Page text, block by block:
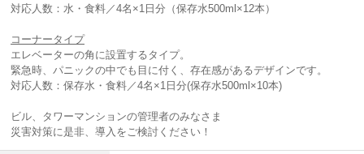
対応人数：水・食料／4名×1日分（保存水500ml×12本）
コーナータイプ
エレベーターの角に設置するタイプ。
緊急時、パニックの中でも目に付く、存在感があるデザインです。
対応人数：保存水・食料／4名×1日分(保存水500ml×10本)
ビル、タワーマンションの管理者のみなさま
災害対策に是非、導入をご検討ください！